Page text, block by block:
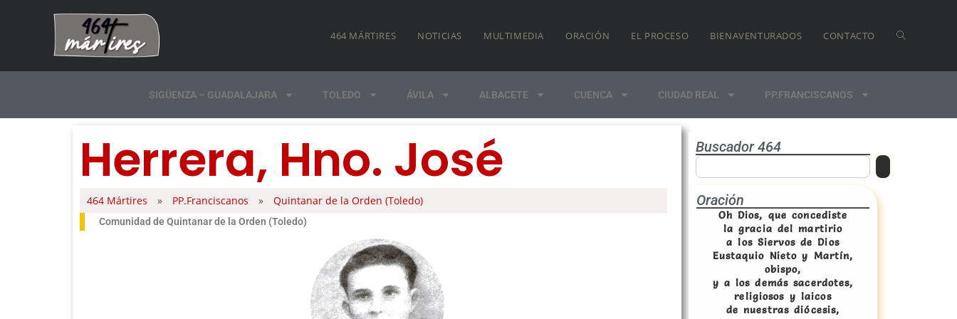
464 MÁRTIRES NOTICIAS MULTIMEDIA ORACIÓN EL PROCESO BIENAVENTURADOS CONTACTO
SIGÜENZA – GUADALAJARA TOLEDO ÁVILA ALBACETE CUENCA CIUDAD REAL PP.FRANCISCANOS
Herrera, Hno. José
464 Mártires » PP.Franciscanos » Quintanar de la Orden (Toledo)
Comunidad de Quintanar de la Orden (Toledo)
Buscador 464
Oración
Oh Dios, que concediste
la gracia del martirio
a los Siervos de Dios
Eustaquio Nieto y Martín,
obispo,
y a los demás sacerdotes,
religiosos y laicos
de nuestras diócesis,